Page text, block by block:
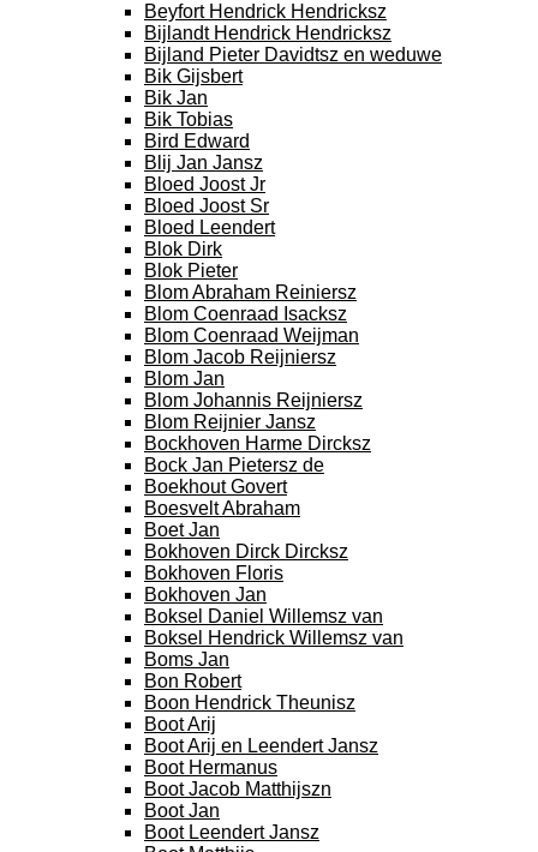
Beyfort Hendrick Hendricksz
Bijlandt Hendrick Hendricksz
Bijland Pieter Davidtsz en weduwe
Bik Gijsbert
Bik Jan
Bik Tobias
Bird Edward
Blij Jan Jansz
Bloed Joost Jr
Bloed Joost Sr
Bloed Leendert
Blok Dirk
Blok Pieter
Blom Abraham Reiniersz
Blom Coenraad Isacksz
Blom Coenraad Weijman
Blom Jacob Reijniersz
Blom Jan
Blom Johannis Reijniersz
Blom Reijnier Jansz
Bockhoven Harme Dircksz
Bock Jan Pietersz de
Boekhout Govert
Boesvelt Abraham
Boet Jan
Bokhoven Dirck Dircksz
Bokhoven Floris
Bokhoven Jan
Boksel Daniel Willemsz van
Boksel Hendrick Willemsz van
Boms Jan
Bon Robert
Boon Hendrick Theunisz
Boot Arij
Boot Arij en Leendert Jansz
Boot Hermanus
Boot Jacob Matthijszn
Boot Jan
Boot Leendert Jansz